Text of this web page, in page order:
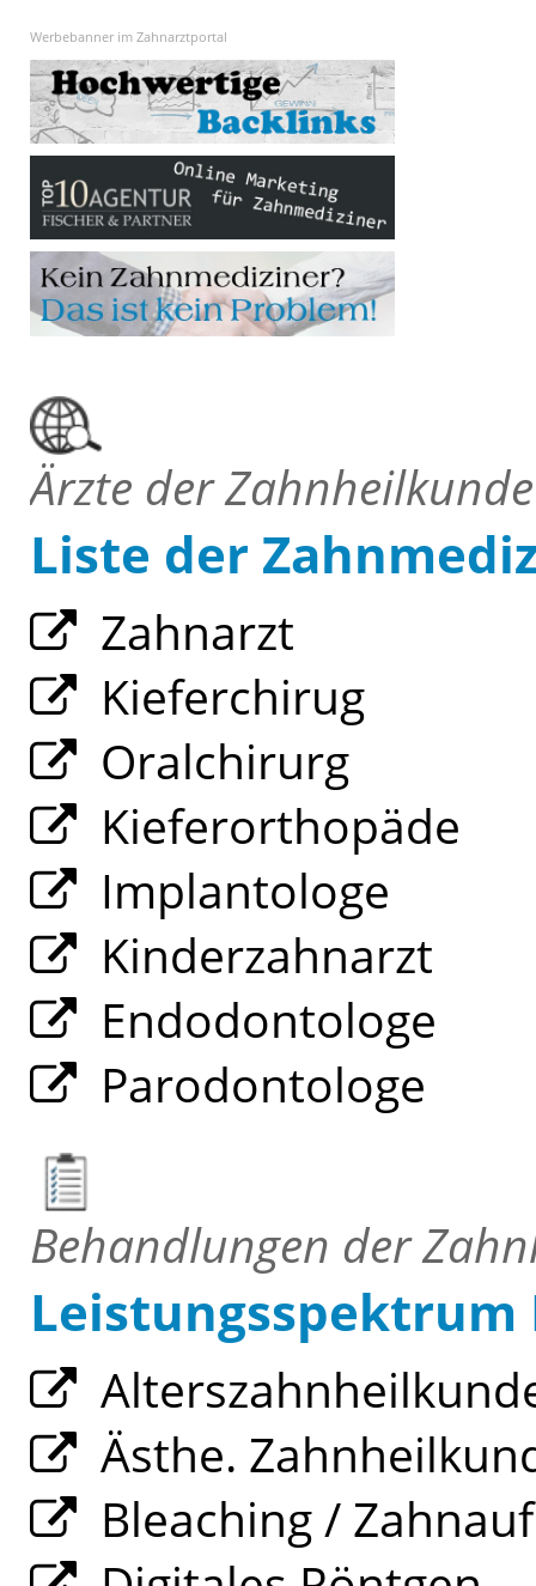
Werbebanner im Zahnarztportal
Ärzte der Zahnheilkunde
Liste der
Zahnarzt
Kieferchirug
Oralchirurg
Kieferorthopäde
Implantologe
Kinderzahnarzt
Endodontologe
Parodontologe
Behandlungen der
Leistungsspektrum
Ästhe.
Bleaching /